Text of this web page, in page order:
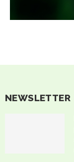
NEWSLETTER